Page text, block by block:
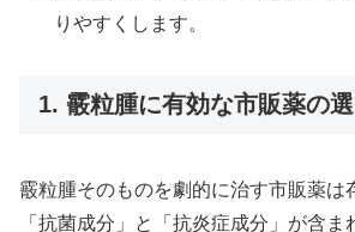
りやすくします。
1. 霰粒腫に有効な市販薬の
霰粒腫そのものを劇的に治す市販薬は
「抗菌成分」と「抗炎症成分」が含ま